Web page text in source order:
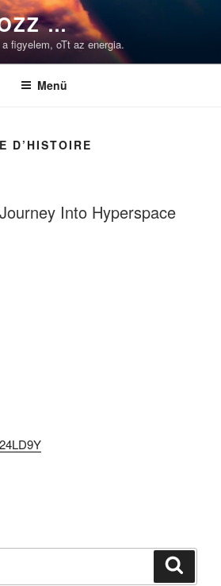
…
figyelem, oTt az energia.
Menü
D’HISTOIRE
Into Hyperspace